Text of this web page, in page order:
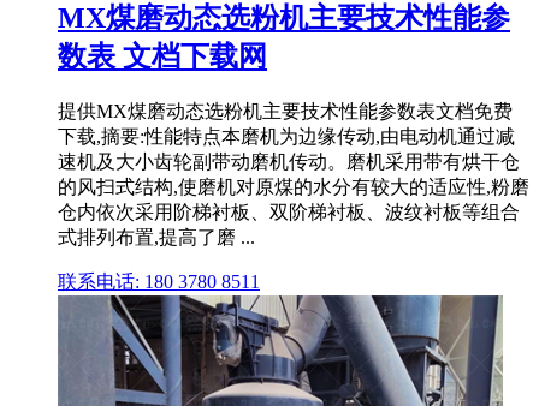
MX煤磨动态选粉机主要技术性能参
数表 文档下载网
提供MX煤磨动态选粉机主要技术性能参数表文档免费
下载,摘要:性能特点本磨机为边缘传动,由电动机通过减
速机及大小齿轮副带动磨机传动。磨机采用带有烘干仓
的风扫式结构,使磨机对原煤的水分有较大的适应性,粉磨
仓内依次采用阶梯衬板、双阶梯衬板、波纹衬板等组合
式排列布置,提高了磨 ...
联系电话: 180 3780 8511